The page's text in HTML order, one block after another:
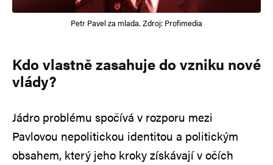
Petr Pavel za mlada. Zdroj: Profimedia
Kdo vlastně zasahuje do vzniku nové
vlády?
Jádro problému spočívá v rozporu mezi
Pavlovou nepolitickou identitou a politickým
obsahem, který jeho kroky získávají v očích